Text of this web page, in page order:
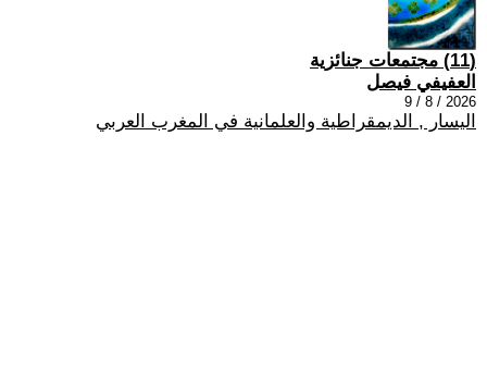
(11) مجتمعات جنائزية
العفيفي فيصل
2026 / 8 / 9
اليسار , الديمقراطية والعلمانية في المغرب العربي